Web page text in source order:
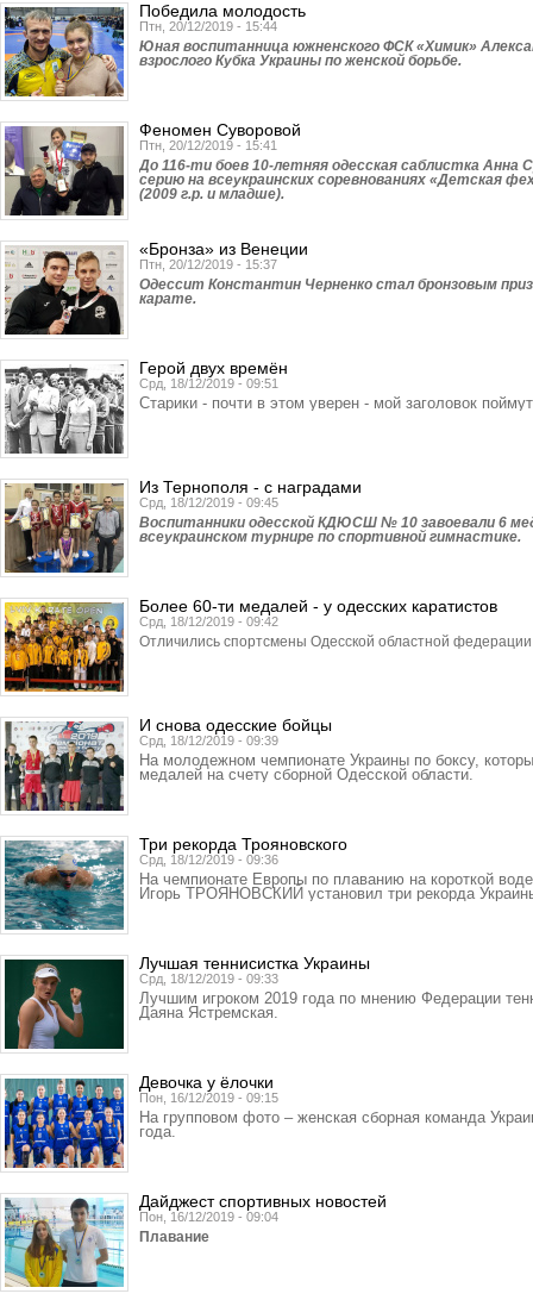
Победила молодость
Птн, 20/12/2019 - 15:44
Юная воспитанница южненского ФСК «Химик»
взрослого Кубка Украины по женской борьбе.
Феномен Суворовой
Птн, 20/12/2019 - 15:41
До 116-ти боев 10-летняя одесская саблистка Анна
серию на всеукраинских соревнованиях «Детская
(2009 г.р. и младше).
«Бронза» из Венеции
Птн, 20/12/2019 - 15:37
Одессит Константин Черненко стал бронзовым
карате.
Герой двух времён
Срд, 18/12/2019 - 09:51
Старики - почти в этом уверен - мой заголовок
Из Тернополя - с наградами
Срд, 18/12/2019 - 09:45
Воспитанники одесской КДЮСШ № 10 завоевали 6
всеукраинском турнире по спортивной гимнастике.
Более 60-ти медалей - у одесских каратистов
Срд, 18/12/2019 - 09:42
Отличились спортсмены Одесской областной федерации
И снова одесские бойцы
Срд, 18/12/2019 - 09:39
На молодежном чемпионате Украины по боксу,
медалей на счету сборной Одесской области.
Три рекорда Трояновского
Срд, 18/12/2019 - 09:36
На чемпионате Европы по плаванию на короткой
Игорь ТРОЯНОВСКИЙ установил три рекорда
Лучшая теннисистка Украины
Срд, 18/12/2019 - 09:33
Лучшим игроком 2019 года по мнению Федерации
Даяна Ястремская.
Девочка у ёлочки
Пон, 16/12/2019 - 09:15
На групповом фото – женская сборная команда
года.
Дайджест спортивных новостей
Пон, 16/12/2019 - 09:04
Плавание